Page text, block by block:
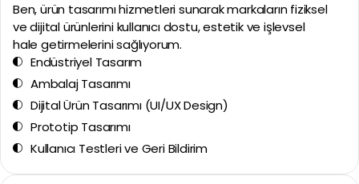
Ben, ürün tasarımı hizmetleri sunarak markaların fiziksel
ve dijital ürünlerini kullanıcı dostu, estetik ve işlevsel
hale getirmelerini sağlıyorum.
Endüstriyel Tasarım
Ambalaj Tasarımı
Dijital Ürün Tasarımı (UI/UX Design)
Prototip Tasarımı
Kullanıcı Testleri ve Geri Bildirim